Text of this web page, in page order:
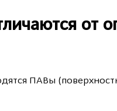
от
ПАВы